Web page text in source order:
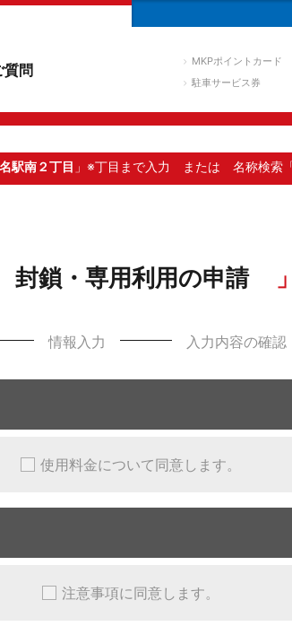
質問 MKPポイントカード
駐車サービス券
駅南２丁目 」※丁目まで入力 または 名称検索
封鎖・専用利用の申請
情報入力 入力内容の確認
使用料金について同意します。
注意事項に同意します。